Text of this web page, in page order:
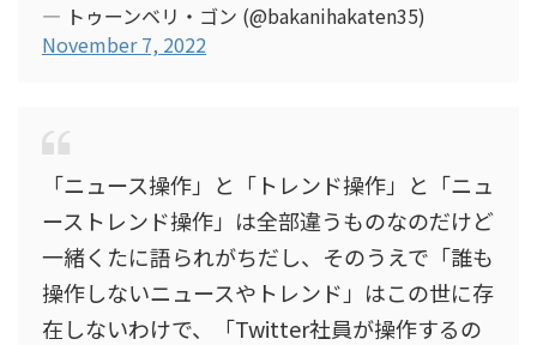
— トゥーンベリ・ゴン (@bakanihakaten35)
November 7, 2022
「ニュース操作」と「トレンド操作」と「ニュ
ーストレンド操作」は全部違うものなのだけど
一緒くたに語られがちだし、そのうえで「誰も
操作しないニュースやトレンド」はこの世に存
在しないわけで、「Twitter社員が操作するの